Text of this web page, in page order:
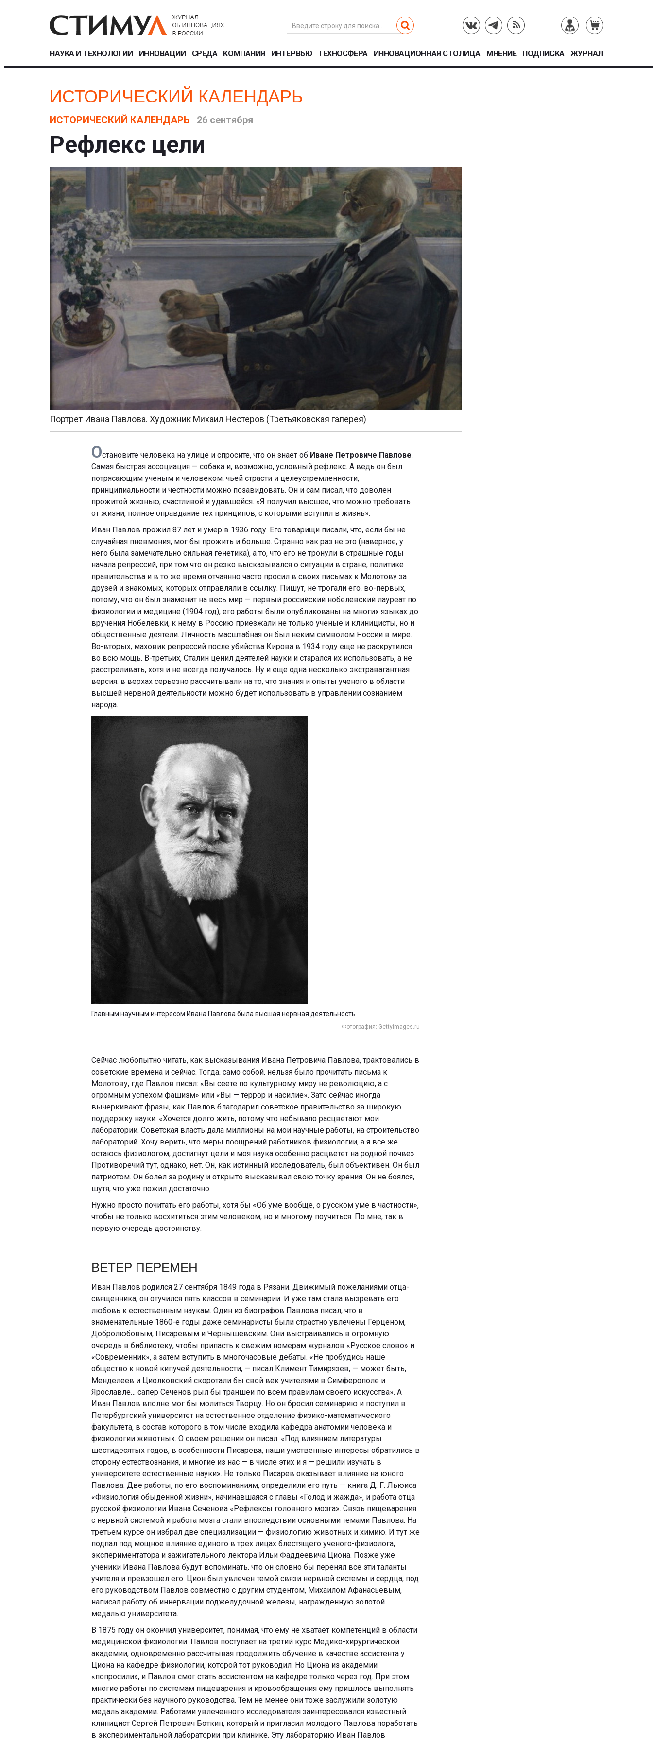
НАУКА И ТЕХНОЛОГИИ ИННОВАЦИИ СРЕДА КОМПАНИЯ ИНТЕРВЬЮ ТЕХНОСФЕРА ИННОВАЦИОННАЯ СТОЛИЦА МНЕНИЕ ПОДПИСКА ЖУРНАЛ
ИСТОРИЧЕСКИЙ КАЛЕНДАРЬ
ИСТОРИЧЕСКИЙ КАЛЕНДАРЬ 26 сентября
Рефлекс цели
Портрет Ивана Павлова. Художник Михаил Нестеров (Третьяковская галерея)
Остановите человека на улице и спросите, что он знает об Иване Петровиче Павлове.
Самая быстрая ассоциация — собака и, возможно, условный рефлекс. А ведь он был
потрясающим ученым и человеком, чьей страсти и целеустремленности,
принципиальности и честности можно позавидовать. Он и сам писал, что доволен
прожитой жизнью, счастливой и удавшейся. «Я получил высшее, что можно требовать
от жизни, полное оправдание тех принципов, с которыми вступил в жизнь».
Иван Павлов прожил 87 лет и умер в 1936 году. Его товарищи писали, что, если бы не
случайная пневмония, мог бы прожить и больше. Странно как раз не это (наверное, у
него была замечательно сильная генетика), а то, что его не тронули в страшные годы
начала репрессий, при том что он резко высказывался о ситуации в стране, политике
правительства и в то же время отчаянно часто просил в своих письмах к Молотову за
друзей и знакомых, которых отправляли в ссылку. Пишут, не трогали его, во-первых,
потому, что он был знаменит на весь мир — первый российский нобелевский лауреат по
физиологии и медицине (1904 год), его работы были опубликованы на многих языках до
вручения Нобелевки, к нему в Россию приезжали не только ученые и клиницисты, но и
общественные деятели. Личность масштабная он был неким символом России в мире.
Во-вторых, маховик репрессий после убийства Кирова в 1934 году еще не раскрутился
во всю мощь. В-третьих, Сталин ценил деятелей науки и старался их использовать, а не
расстреливать, хотя и не всегда получалось. Ну и еще одна несколько экстравагантная
версия: в верхах серьезно рассчитывали на то, что знания и опыты ученого в области
высшей нервной деятельности можно будет использовать в управлении сознанием
народа.
Главным научным интересом Ивана Павлова была высшая нервная деятельность
Фотография: Gettyimages.ru
Сейчас любопытно читать, как высказывания Ивана Петровича Павлова, трактовались в
советские времена и сейчас. Тогда, само собой, нельзя было прочитать письма к
Молотову, где Павлов писал: «Вы сеете по культурному миру не революцию, а с
огромным успехом фашизм» или «Вы — террор и насилие». Зато сейчас иногда
вычеркивают фразы, как Павлов благодарил советское правительство за широкую
поддержку науки: «Хочется долго жить, потому что небывало расцветают мои
лаборатории. Советская власть дала миллионы на мои научные работы, на строительство
лабораторий. Хочу верить, что меры поощрений работников физиологии, а я все же
остаюсь физиологом, достигнут цели и моя наука особенно расцветет на родной почве».
Противоречий тут, однако, нет. Он, как истинный исследователь, был объективен. Он был
патриотом. Он болел за родину и открыто высказывал свою точку зрения. Он не боялся,
шутя, что уже пожил достаточно.
Нужно просто почитать его работы, хотя бы «Об уме вообще, о русском уме в частности»,
чтобы не только восхититься этим человеком, но и многому поучиться. По мне, так в
первую очередь достоинству.
ВЕТЕР ПЕРЕМЕН
Иван Павлов родился 27 сентября 1849 года в Рязани. Движимый пожеланиями отца-
священника, он отучился пять классов в семинарии. И уже там стала вызревать его
любовь к естественным наукам. Один из биографов Павлова писал, что в
знаменательные 1860-е годы даже семинаристы были страстно увлечены Герценом,
Добролюбовым, Писаревым и Чернышевским. Они выстраивались в огромную
очередь в библиотеку, чтобы припасть к свежим номерам журналов «Русское слово» и
«Современник», а затем вступить в многочасовые дебаты. «Не пробудись наше
общество к новой кипучей деятельности, — писал Климент Тимирязев, — может быть,
Менделеев и Циолковский скоротали бы свой век учителями в Симферополе и
Ярославле… сапер Сеченов рыл бы траншеи по всем правилам своего искусства». А
Иван Павлов вполне мог бы молиться Творцу. Но он бросил семинарию и поступил в
Петербургский университет на естественное отделение физико-математического
факультета, в состав которого в том числе входила кафедра анатомии человека и
физиологии животных. О своем решении он писал: «Под влиянием литературы
шестидесятых годов, в особенности Писарева, наши умственные интересы обратились в
сторону естествознания, и многие из нас — в числе этих и я — решили изучать в
университете естественные науки». Не только Писарев оказывает влияние на юного
Павлова. Две работы, по его воспоминаниям, определили его путь — книга Д. Г. Льюиса
«Физиология обыденной жизни», начинавшаяся с главы «Голод и жажда», и работа отца
русской физиологии Ивана Сеченова «Рефлексы головного мозга». Связь пищеварения
с нервной системой и работа мозга стали впоследствии основными темами Павлова. На
третьем курсе он избрал две специализации — физиологию животных и химию. И тут же
подпал под мощное влияние единого в трех лицах блестящего ученого-физиолога,
экспериментатора и зажигательного лектора Ильи Фаддеевича Циона. Позже уже
ученики Ивана Павлова будут вспоминать, что он словно бы перенял все эти таланты
учителя и превзошел его. Цион был увлечен темой связи нервной системы и сердца, под
его руководством Павлов совместно с другим студентом, Михаилом Афанасьевым,
написал работу об иннервации поджелудочной железы, награжденную золотой
медалью университета.
В 1875 году он окончил университет, понимая, что ему не хватает компетенций в области
медицинской физиологии. Павлов поступает на третий курс Медико-хирургической
академии, одновременно рассчитывая продолжить обучение в качестве ассистента у
Циона на кафедре физиологии, которой тот руководил. Но Циона из академии
«попросили», и Павлов смог стать ассистентом на кафедре только через год. При этом
многие работы по системам пищеварения и кровообращения ему пришлось выполнять
практически без научного руководства. Тем не менее они тоже заслужили золотую
медаль академии. Работами увлеченного исследователя заинтересовался известный
клиницист Сергей Петрович Боткин, который и пригласил молодого Павлова поработать
в экспериментальной лаборатории при клинике. Эту лабораторию Иван Павлов